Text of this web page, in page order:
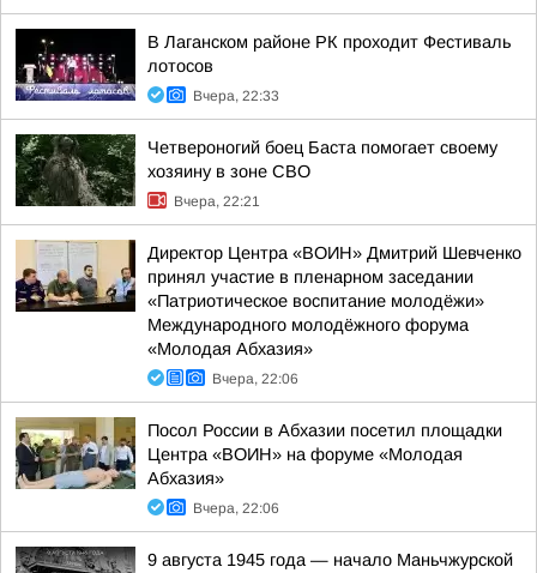
В Лаганском районе РК проходит Фестиваль
лотосов
Вчера, 22:33
Четвероногий боец Баста помогает своему
хозяину в зоне СВО
Вчера, 22:21
Директор Центра «ВОИН» Дмитрий Шевченко
принял участие в пленарном заседании
«Патриотическое воспитание молодёжи»
Международного молодёжного форума
«Молодая Абхазия»
Вчера, 22:06
Посол России в Абхазии посетил площадки
Центра «ВОИН» на форуме «Молодая
Абхазия»
Вчера, 22:06
9 августа 1945 года — начало Маньчжурской